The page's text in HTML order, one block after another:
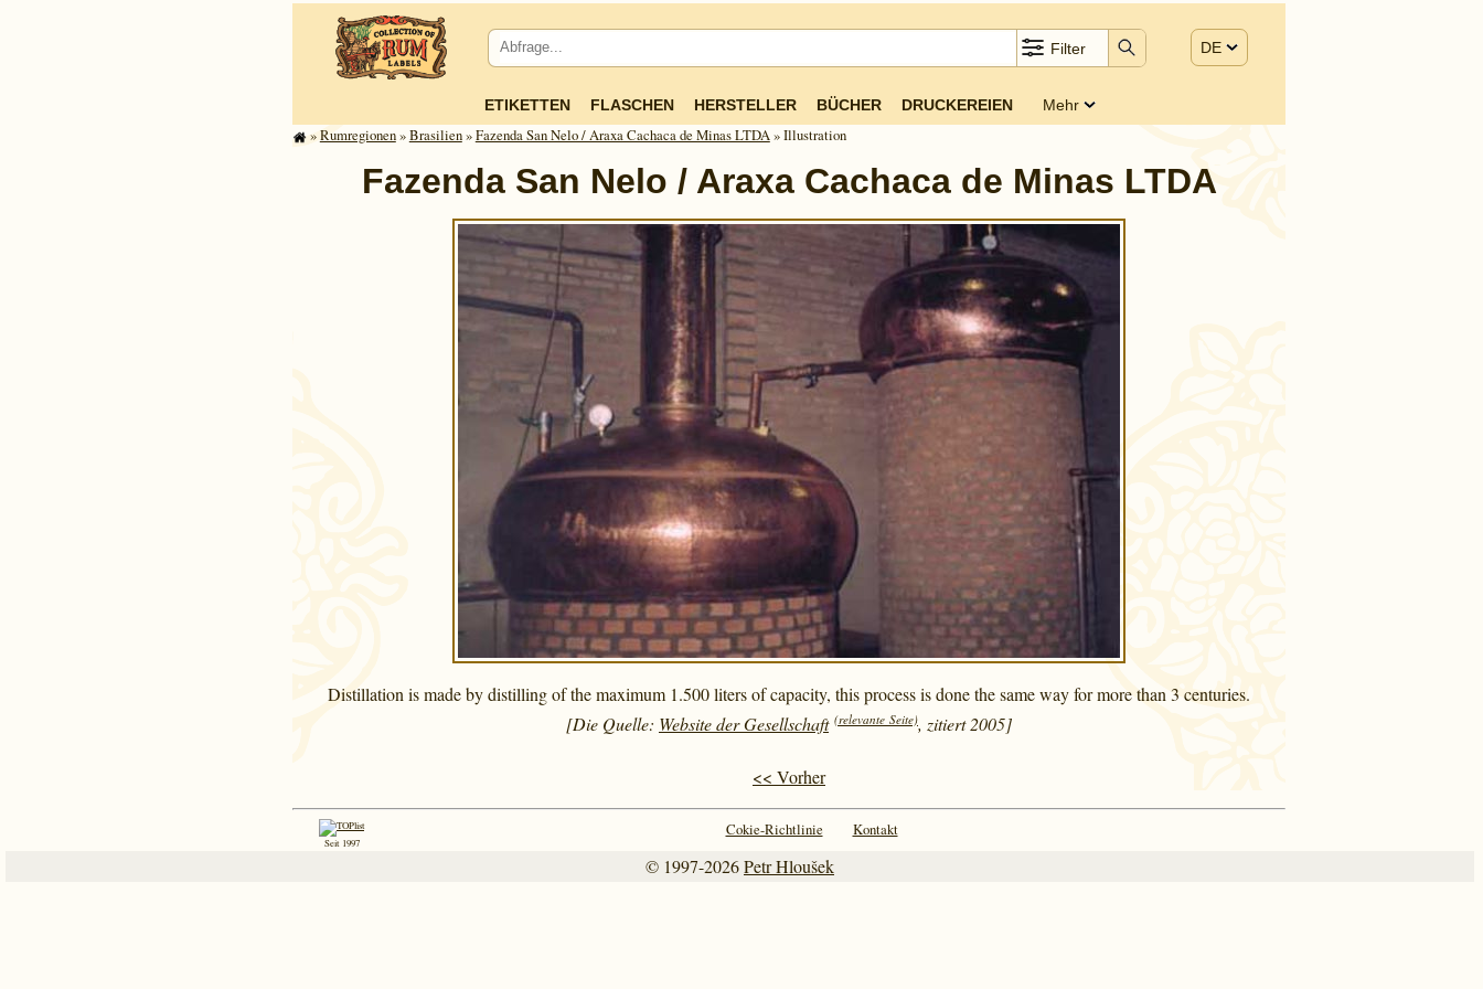
Filter DE
ETIKETTEN FLASCHEN HERSTELLER BÜCHER DRUCKEREIEN Mehr
»Rum­re­gi­o­nen»Brasilien»Fazenda San Nelo / Araxa Cachaca de Minas LTDA» Illustration
Fazenda San Nelo / Araxa Cachaca de Minas LTDA
Distillation is made by distilling of the maximum 1.500 liters of capacity, this process is done the same way for more than 3 centuries.
[Die Quelle: Website der Gesellschaft (relevante Seite), zitiert 2005]
<< Vorher
Seit 1997
Cokie-Richtlinie Kontakt
© 1997-2026Petr Hloušek